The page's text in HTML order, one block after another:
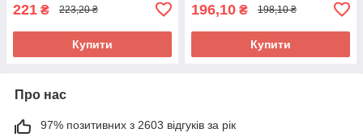
221 ₴ 223,20 ₴
Купити
196,10 ₴ 198,10 ₴
Купити
Про нас
97% позитивних з 2603 відгуків за рік